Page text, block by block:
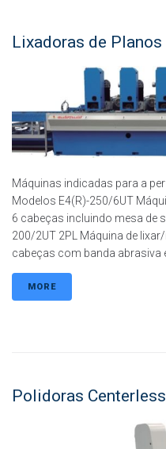
Lixadoras de Planos
Máquinas indicadas para a
Modelos E4(R)-250/6UT
6 cabeças incluindo mesa de
200/2UT 2PL Máquina de
cabeças com banda abrasiva
MORE
Polidoras Centerless